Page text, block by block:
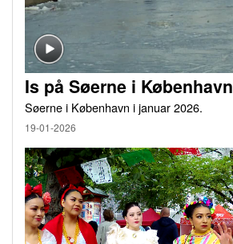
Is på Søerne i København
Søerne i København i januar 2026.
19-01-2026